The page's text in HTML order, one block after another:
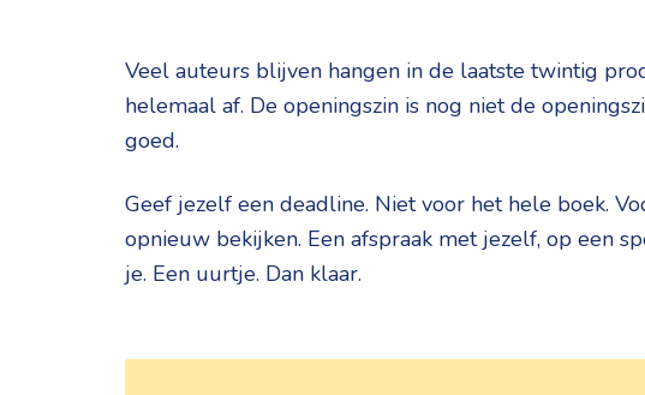
Veel auteurs blijven hangen in de laatste twintig
helemaal af. De openingszin is nog niet de
goed.
Geef jezelf een deadline. Niet voor het hele boek.
opnieuw bekijken. Een afspraak met jezelf, op een
je. Een uurtje. Dan klaar.